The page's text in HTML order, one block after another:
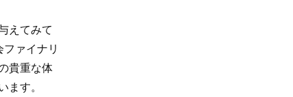
えてみて
ァイナリ
貴重な体
ます。